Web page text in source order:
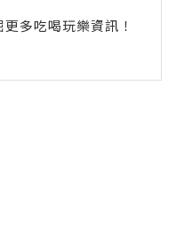
多吃喝玩樂資訊！